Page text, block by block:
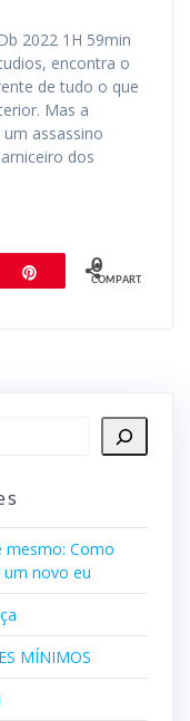
2022 1H 59min
encontra o
de tudo o que
Mas a
assassino
dos
0
COMPART.
mesmo: Como
novo eu
MÍNIMOS